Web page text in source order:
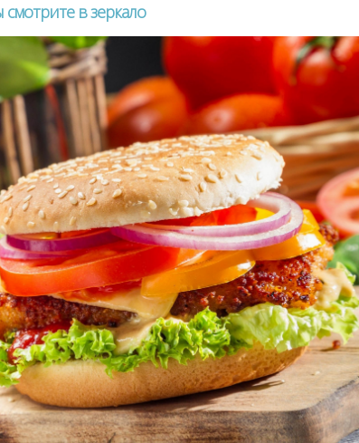
смотрите в зеркало